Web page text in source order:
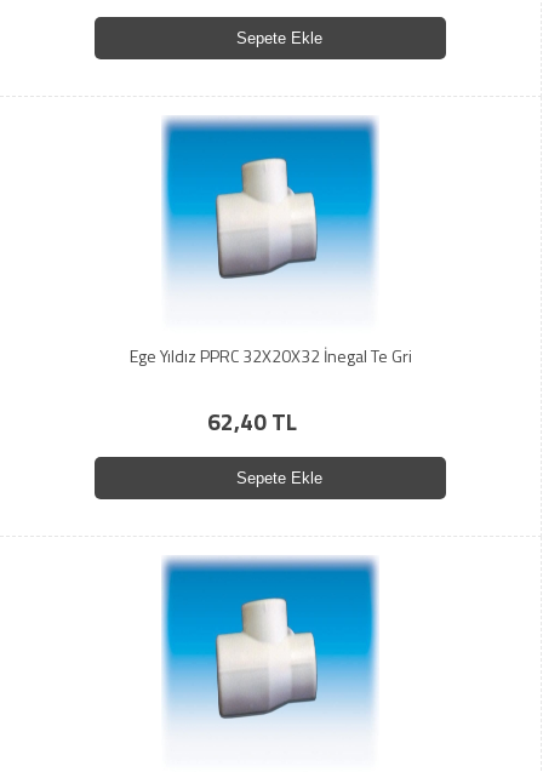
Sepete Ekle
Ege Yıldız PPRC 32X20X32 İnegal Te Gri
62,40 TL
Sepete Ekle